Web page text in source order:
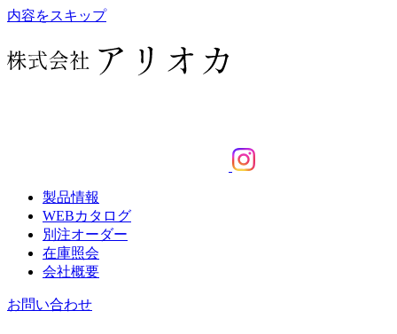
内容をスキップ
製品情報
WEBカタログ
別注オーダー
在庫照会
会社概要
お問い合わせ